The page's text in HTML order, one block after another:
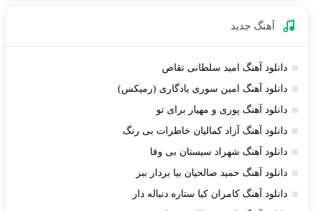
آهنگ جديد
دانلود آهنگ امید سلطانی تقاص
دانلود آهنگ امین سوری یادگاری (رمیکس)
دانلود آهنگ پوری و مهیار برای تو
دانلود آهنگ آزاد کمالیان خاطرات بی رنگ
دانلود آهنگ شهراد سیستان بی وفا
دانلود آهنگ حمید صالحیان بیا بردار ببر
دانلود آهنگ کامران کیا ستاره دنباله دار